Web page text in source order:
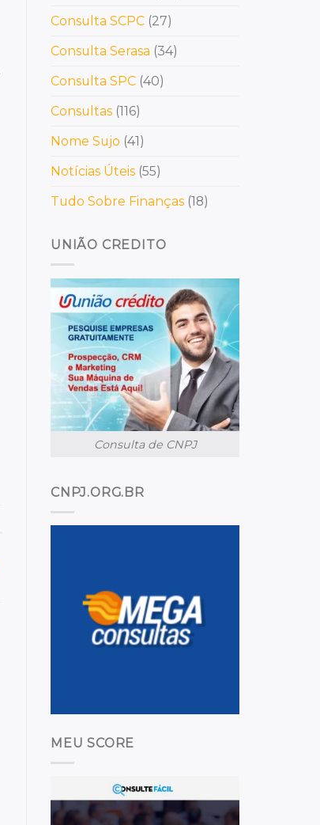
Consulta SCPC (27)
Consulta Serasa (34)
Consulta SPC (40)
Consultas (116)
Nome Sujo (41)
Notícias Úteis (55)
Tudo Sobre Finanças (18)
UNIÃO CREDITO
Consulta de CNPJ
CNPJ.ORG.BR
MEU SCORE